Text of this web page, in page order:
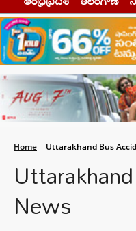
Home Uttarakhand Bus
News